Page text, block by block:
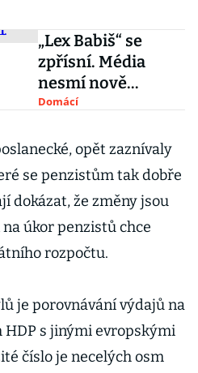
„Lex Babiš“ se
zpřísní. Média
nesmí nově
vlastnit ani
Domácí
opět zaznívaly
se penzistům tak dobře
dokázat, že změny jsou
úkor penzistů chce
rozpočtu.
je porovnávání výdajů na
s jinými evropskými
číslo je necelých osm